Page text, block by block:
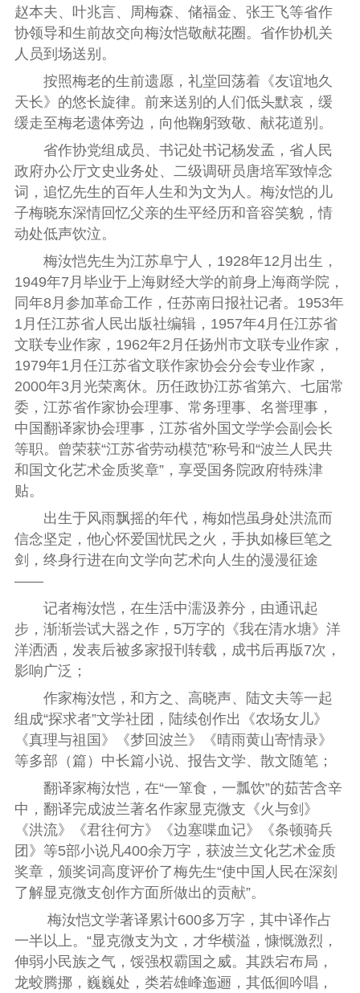
赵本夫、叶兆言、周梅森、储福金、张王飞等省作
协领导和生前故交向梅汝恺敬献花圈。省作协机关
人员到场送别。
按照梅老的生前遗愿，礼堂回荡着《友谊地久
天长》的悠长旋律。前来送别的人们低头默哀，缓
缓走至梅老遗体旁边，向他鞠躬致敬、献花道别。
省作协党组成员、书记处书记杨发孟，省人民
政府办公厅文史业务处、二级调研员唐培军致悼念
词，追忆先生的百年人生和为文为人。梅汝恺的儿
子梅晓东深情回忆父亲的生平经历和音容笑貌，情
动处低声饮泣。
梅汝恺先生为江苏阜宁人，1928年12月出生，
1949年7月毕业于上海财经大学的前身上海商学院，
同年8月参加革命工作，任苏南日报社记者。1953年
1月任江苏省人民出版社编辑，1957年4月任江苏省
文联专业作家，1962年2月任扬州市文联专业作家，
1979年1月任江苏省文联作家协会分会专业作家，
2000年3月光荣离休。历任政协江苏省第六、七届常
委，江苏省作家协会理事、常务理事、名誉理事，
中国翻译家协会理事，江苏省外国文学学会副会长
等职。曾荣获“江苏省劳动模范”称号和“波兰人民共
和国文化艺术金质奖章”，享受国务院政府特殊津
贴。
出生于风雨飘摇的年代，梅如恺虽身处洪流而
信念坚定，他心怀爱国忧民之火，手执如椽巨笔之
剑，终身行进在向文学向艺术向人生的漫漫征途
——
记者梅汝恺，在生活中濡汲养分，由通讯起
步，渐渐尝试大器之作，5万字的《我在清水塘》洋
洋洒洒，发表后被多家报刊转载，成书后再版7次，
影响广泛；
作家梅汝恺，和方之、高晓声、陆文夫等一起
组成“探求者”文学社团，陆续创作出《农场女儿》
《真理与祖国》
《梦回波兰》
《晴雨黄山寄情录》
等多部（篇）中长篇小说、报告文学、散文随笔；
翻译家梅汝恺，在“一箪食，一瓢饮”的茹苦含辛
中，翻译完成波兰著名作家显克微支《火与剑》
《洪流》《君往何方》《边塞喋血记》《条顿骑兵
团》等5部小说凡400余万字，获波兰文化艺术金质
奖章，颁奖词高度评价了梅先生“使中国人民在深刻
了解显克微支创作方面所做出的贡献”。
梅汝恺文学著译累计600多万字，其中译作占
一半以上。“显克微支为文，才华横溢，慷慨激烈，
伸弱小民族之气，馁强权霸国之威。其跌宕布局，
龙蛟腾挪，巍巍处，类若雄峰迤逦，其低徊吟唱，